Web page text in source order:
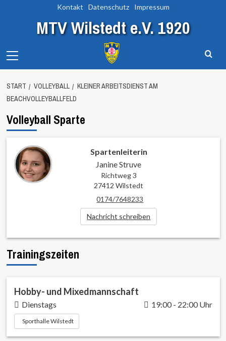
Kontakt Datenschutz Impressum
MTV Wilstedt e.V. 1920
Menu
START VOLLEYBALL
KLEINER ARBEITSDIENST AM
BEACHVOLLEYBALLFELD
Volleyball Sparte
Spartenleiterin
Janine Struve
Richtweg 3
27412 Wilstedt
0174/7648233
Nachricht schreiben
Trainingszeiten
Hobby- und Mixedmannschaft
Dienstags 19:00 - 22:00 Uhr
Sporthalle Wilstedt